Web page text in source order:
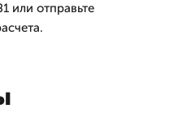
или отправьте